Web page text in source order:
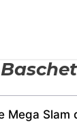
Mega Slam